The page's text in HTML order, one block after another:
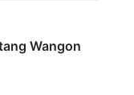
Wangon